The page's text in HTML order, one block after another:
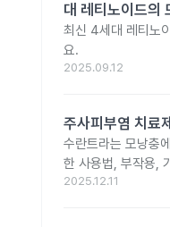
대 레티노이드의
최신 4세대 레티노
요.
2025.09.12
주사피부염 치료
수란트라는 모낭충
한 사용법, 부작용,
2025.12.11